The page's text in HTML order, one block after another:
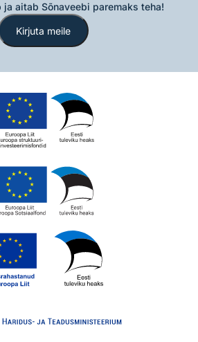
ja aitab Sõnaveebi paremaks teha!
Kirjuta meile